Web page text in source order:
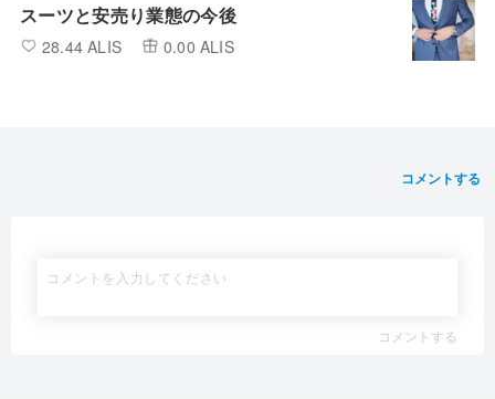
スーツと安売り業態の今後
28.44 ALIS 0.00 ALIS
コメントする
コメントする